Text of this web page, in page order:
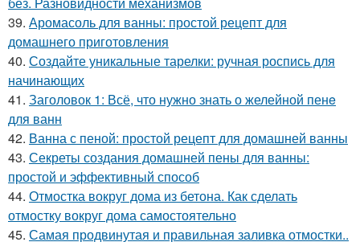
39. Аромасоль для ванны: простой рецепт для
домашнего приготовления
40. Создайте уникальные тарелки: ручная роспись для
начинающих
41. Заголовок 1: Всё, что нужно знать о желейной пенe
для ванн
42. Ванна с пеной: простой рецепт для домашней ванны
43. Секреты создания домашней пены для ванны:
простой и эффективный способ
44. Отмостка вокруг дома из бетона. Как сделать
отмостку вокруг дома самостоятельно
45. Самая продвинутая и правильная заливка отмостки..